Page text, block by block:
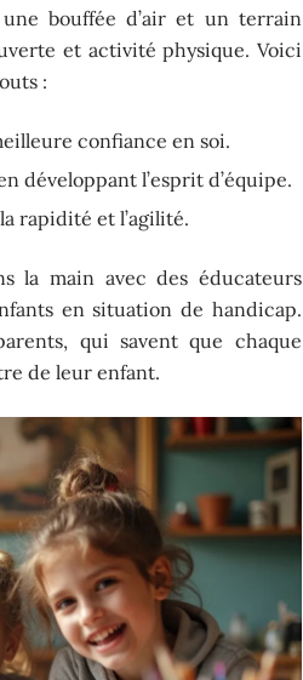
bouffée d’air et un terrain
et activité physique. Voici
:
confiance en soi.
développant l’esprit d’équipe.
rapidité et l’agilité.
la main avec des éducateurs
en situation de handicap.
qui savent que chaque
de leur enfant.